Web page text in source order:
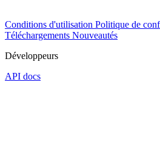
Conditions d'utilisation Politique de
Téléchargements Nouveautés
Développeurs
API docs